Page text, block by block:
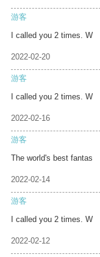
游客
I called you 2 times. W
2022-02-20
游客
I called you 2 times. W
2022-02-16
游客
The world's best fantas
2022-02-14
游客
I called you 2 times. W
2022-02-12